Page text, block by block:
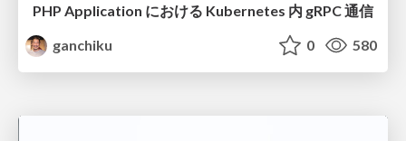
PHP Application における Kubernetes 内 gRPC 通信
ganchiku
0 580